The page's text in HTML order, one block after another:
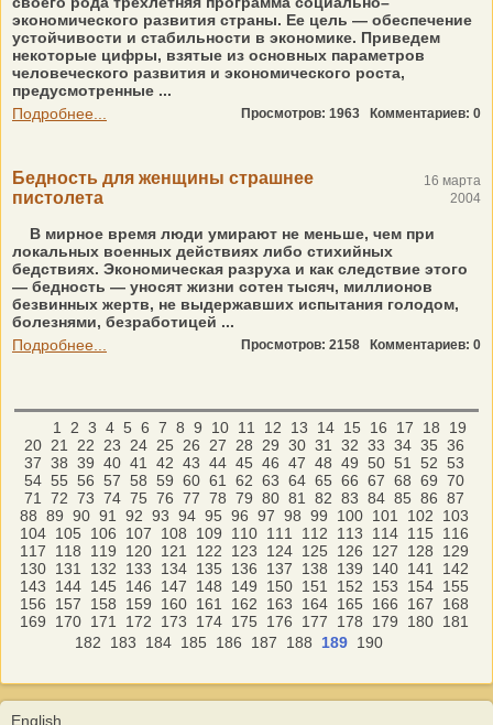
экономического развития страны. Ее цель — обеспечение
устойчивости и стабильности в экономике. Приведем
некоторые цифры, взятые из основных параметров
человеческого развития и экономического роста,
предусмотренные ...
Подробнее...
Просмотров: 1963 Комментариев: 0
Бедность для женщины страшнее
пистолета
16 марта
2004
В мирное время люди умирают не меньше, чем при
локальных военных действиях либо стихийных
бедствиях. Экономическая разруха и как следствие этого
— бедность — уносят жизни сотен тысяч, миллионов
безвинных жертв, не выдержавших испытания голодом,
болезнями, безработицей ...
Подробнее...
Просмотров: 2158 Комментариев: 0
1 2 3 4 5 6 7 8 9 10 11 12 13 14 15 16 17 18
19
20 21 22 23 24 25 26 27 28 29 30 31 32 33 34 35 36
37 38 39 40 41 42 43 44 45 46 47 48 49 50 51 52 53
54 55 56 57 58 59 60 61 62 63 64 65 66 67 68 69 70
71
72 73 74 75 76 77 78 79 80 81 82 83 84 85 86 87
88 89 90 91 92 93 94 95 96 97 98 99 100 101 102
103
104 105 106 107 108 109 110 111 112 113 114 115
116
117
118 119 120 121 122 123 124 125 126 127 128
129
130 131 132 133 134 135 136 137 138 139 140 141
142
143
144 145 146 147 148 149 150 151 152 153 154 155
156
157 158 159 160 161 162 163 164 165 166 167
168
169
170 171 172 173 174 175 176 177 178 179 180 181
182
183 184 185 186 187 188 189 190
English